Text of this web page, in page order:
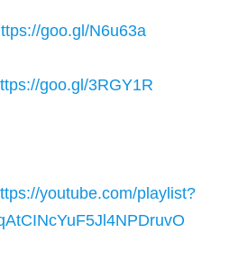
goo.gl/N6u63a
goo.gl/3RGY1R
youtube.com/playlist?